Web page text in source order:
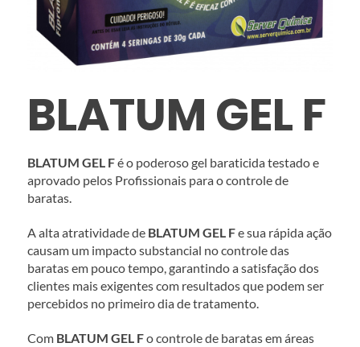
BLATUM GEL F
BLATUM GEL F é o poderoso gel baraticida testado e
aprovado pelos Profissionais para o controle de
baratas.
A alta atratividade de BLATUM GEL F e sua rápida ação
causam um impacto substancial no controle das
baratas em pouco tempo, garantindo a satisfação dos
clientes mais exigentes com resultados que podem ser
percebidos no primeiro dia de tratamento.
Com BLATUM GEL F o controle de baratas em áreas